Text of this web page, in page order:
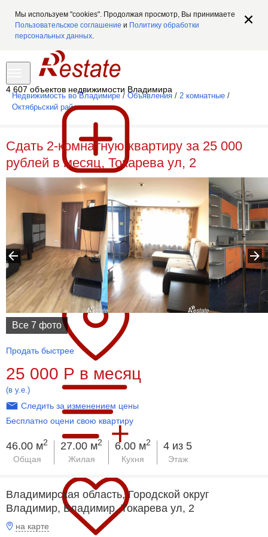
Мы используем "cookies". Продолжая просмотр, Вы принимаете
Пользовательское соглашение и Политику обработки
персональных данных.
4 607 объектов недвижимости Владимира
Недвижимость во Владимире / Объявления / 2 комнатные /
Октябрьский район
Сдать 2-комнатную квартиру за 25 000
рублей в месяц, Токарева ул, 2
Все 7 фото
Продать быстрее
25 000 Р в месяц
(в у.е.)
Следить за изменением цены
Бесплатно оцени свою квартиру
46.00 м2
Общая
27.00 м2
Жилая
6.00 м2
Кухня
4 из 5
Этаж
Владимирская область, Городской округ
Владимир, Владимир, Токарева ул, 2
на карте